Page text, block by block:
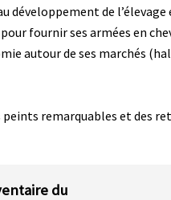
développement de l’élevage
fournir ses armées en
autour de ses marchés
remarquables et des
du